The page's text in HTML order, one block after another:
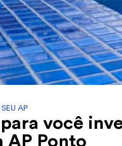
AP
você
AP Ponto